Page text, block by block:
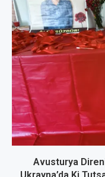
Avusturya